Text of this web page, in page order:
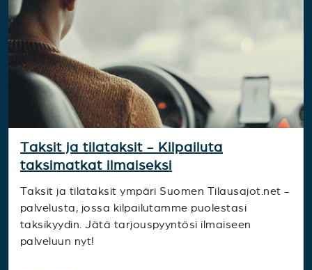
Taksit ja tilataksit - Kilpailuta
taksimatkat ilmaiseksi
Taksit ja tilataksit ympäri Suomen Tilausajot.net -
palvelusta, jossa kilpailutamme puolestasi
taksikyydin. Jätä tarjouspyyntösi ilmaiseen
palveluun nyt!